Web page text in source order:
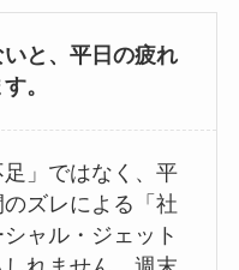
と、平日の疲れ
。
」ではなく、平
ズレによる「社
ャル・ジェット